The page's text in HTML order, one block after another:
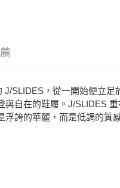
J/SLIDES，從一開始便立
與自在的鞋履。J/SLIDES
誇的華麗，而是低調的質